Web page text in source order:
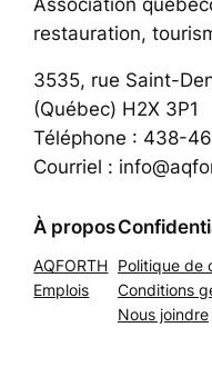
restauration,
3535, rue Saint-
(Québec) H2X 3P1
Téléphone : 438-
Courriel :
À propos
AQFORTH
Emplois
Politique de
Conditions
Nous joindre